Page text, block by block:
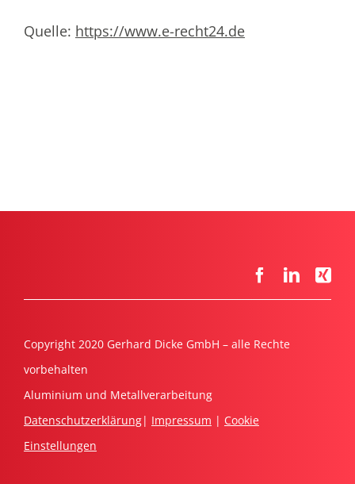
Quelle: https://www.e-recht24.de
Copyright 2020 Gerhard Dicke GmbH – alle Rechte
vorbehalten
Aluminium und Metallverarbeitung
Datenschutzerklärung| Impressum | Cookie
Einstellungen